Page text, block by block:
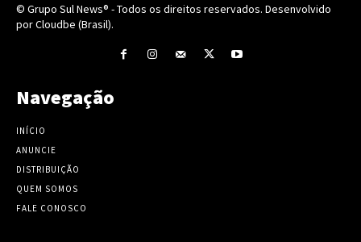
© Grupo Sul News® - Todos os direitos reservados. Desenvolvido
por Cloudbe (Brasil).
Navegação
INÍCIO
ANUNCIE
DISTRIBUIÇÃO
QUEM SOMOS
FALE CONOSCO